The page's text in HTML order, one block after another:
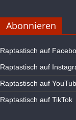
Abonnieren
Raptastisch auf
Raptastisch auf
Raptastisch auf
Raptastisch auf TikTok